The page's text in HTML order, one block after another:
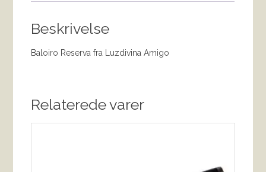
Beskrivelse
Baloiro Reserva fra Luzdivina Amigo
Relaterede varer